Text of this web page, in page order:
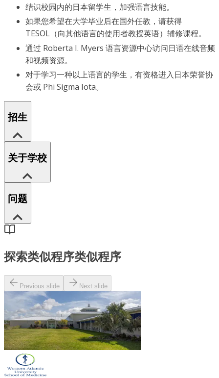
结识校园内的日本留学生，加强语言技能。
如果您希望在大学毕业后在国外任教，请获得
TESOL（向其他语言的使用者教授英语）辅修课程。
通过 Roberta I. Myers 语言资源中心访问日语在线音频
和视频资源。
对于学习一种以上语言的学生，有资格进入日本荣誉协
会或 Phi Sigma Iota。
招生
关于学校
问题
探索类似程序类似程序
Previous slide Next slide